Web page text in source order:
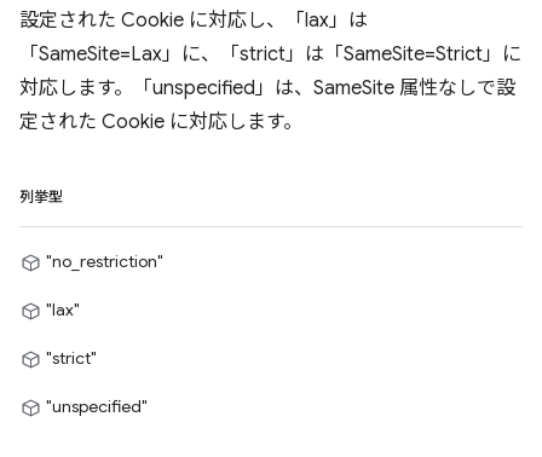
設定された Cookie に対応し、「lax」は
「SameSite=Lax」に、「strict」は「SameSite=Strict」に
対応します。「unspecified」は、SameSite 属性なしで設
定された Cookie に対応します。
列挙型
"no_restriction"
"lax"
"strict"
"unspecified"